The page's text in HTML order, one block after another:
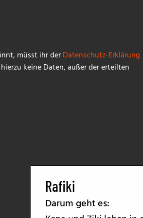
müsst ihr derDatenschutz-Erklärung
keine Daten, außer der erteilten
Rafiki
Darum geht es: